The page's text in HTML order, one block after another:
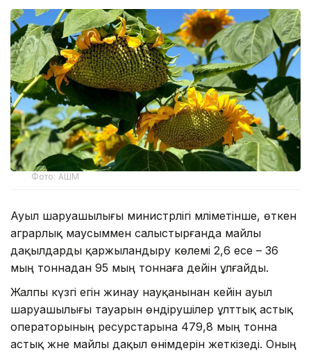
Фото: АШМ
Ауыл шаруашылығы министрлігі мәліметінше, өткен
аграрлық маусыммен салыстырғанда майлы
дақылдарды қаржыландыру көлемі 2,6 есе – 36
мың тоннадан 95 мың тоннаға дейін ұлғайды.
Жалпы күзгі егін жинау науқанынан кейін ауыл
шаруашылығы тауарын өндірушілер ұлттық астық
операторының ресурстарына 479,8 мың тонна
астық және майлы дақыл өнімдерін жеткізеді. Оның